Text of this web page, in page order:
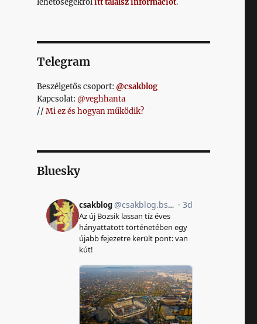
lehetőségekrőlitt találsz információt.
Telegram
Beszélgetős csoport: @csakblog
Kapcsolat: @veghhanta
// Mi ez és hogyan működik?
Bluesky